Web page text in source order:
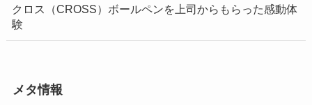
クロス（CROSS）ボールペンを上司からもらった感動体
験
メタ情報